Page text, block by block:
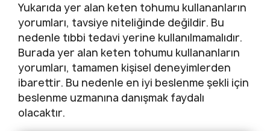
Yukarıda yer alan keten tohumu kullananların
yorumları, tavsiye niteliğinde değildir. Bu
nedenle tıbbi tedavi yerine kullanılmamalıdır.
Burada yer alan keten tohumu kullananların
yorumları, tamamen kişisel deneyimlerden
ibarettir. Bu nedenle en iyi beslenme şekli için
beslenme uzmanına danışmak faydalı
olacaktır.